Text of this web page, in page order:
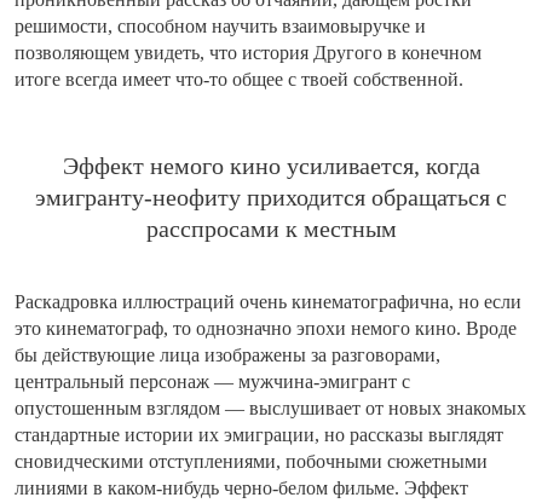
решимости, способном научить взаимовыручке и
позволяющем увидеть, что история Другого в конечном
итоге всегда имеет что-то общее с твоей собственной.
Эффект немого кино усиливается, когда
эмигранту-неофиту приходится обращаться с
расспросами к местным
Раскадровка иллюстраций очень кинематографична, но если
это кинематограф, то однозначно эпохи немого кино. Вроде
бы действующие лица изображены за разговорами,
центральный персонаж — мужчина-эмигрант с
опустошенным взглядом — выслушивает от новых знакомых
стандартные истории их эмиграции, но рассказы выглядят
сновидческими отступлениями, побочными сюжетными
линиями в каком-нибудь черно-белом фильме. Эффект